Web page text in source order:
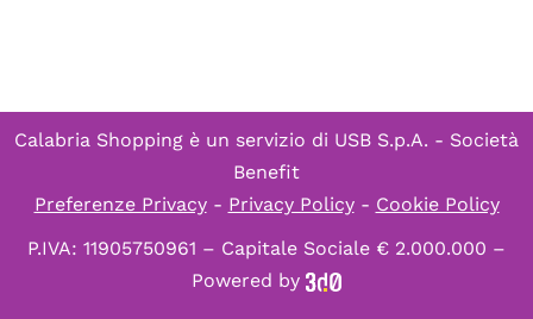
Calabria Shopping è un servizio di USB S.p.A. - Società
Benefit
Preferenze Privacy- Privacy Policy- Cookie Policy
P.IVA: 11905750961 – Capitale Sociale € 2.000.000 –
Powered by